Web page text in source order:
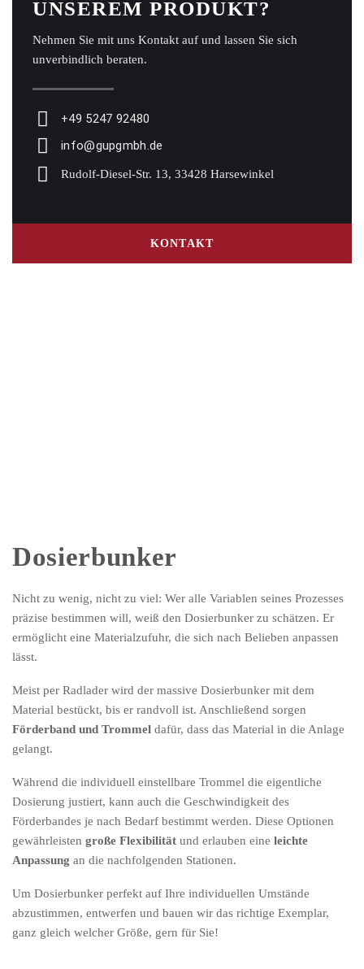
UNSEREM PRODUKT?
Nehmen Sie mit uns Kontakt auf und lassen Sie sich
unverbindlich beraten.
+49 5247 92480
info@gupgmbh.de
Rudolf-Diesel-Str. 13, 33428 Harsewinkel
KONTAKT
Dosierbunker
Nicht zu wenig, nicht zu viel: Wer alle Variablen seines Prozesses
präzise bestimmen will, weiß den Dosierbunker zu schätzen. Er
ermöglicht eine Materialzufuhr, die sich nach Belieben anpassen
lässt.
Meist per Radlader wird der massive Dosierbunker mit dem
Material bestückt, bis er randvoll ist. Anschließend sorgen
Förderband und Trommel dafür, dass das Material in die Anlage
gelangt.
Während die individuell einstellbare Trommel die eigentliche
Dosierung justiert, kann auch die Geschwindigkeit des
Förderbandes je nach Bedarf bestimmt werden. Diese Optionen
gewährleisten große Flexibilität und erlauben eine leichte
Anpassung an die nachfolgenden Stationen.
Um Dosierbunker perfekt auf Ihre individuellen Umstände
abzustimmen, entwerfen und bauen wir das richtige Exemplar,
ganz gleich welcher Größe, gern für Sie!